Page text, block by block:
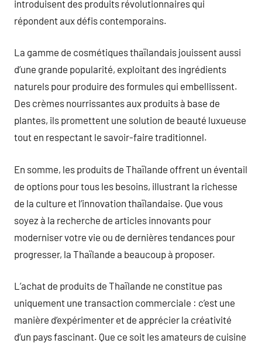
introduisent des produits révolutionnaires qui
répondent aux défis contemporains.
La gamme de cosmétiques thaïlandais jouissent aussi
d’une grande popularité, exploitant des ingrédients
naturels pour produire des formules qui embellissent.
Des crèmes nourrissantes aux produits à base de
plantes, ils promettent une solution de beauté luxueuse
tout en respectant le savoir-faire traditionnel.
En somme, les produits de Thaïlande offrent un éventail
de options pour tous les besoins, illustrant la richesse
de la culture et l’innovation thaïlandaise. Que vous
soyez à la recherche de articles innovants pour
moderniser votre vie ou de dernières tendances pour
progresser, la Thaïlande a beaucoup à proposer.
L’achat de produits de Thaïlande ne constitue pas
uniquement une transaction commerciale : c’est une
manière d’expérimenter et de apprécier la créativité
d’un pays fascinant. Que ce soit les amateurs de cuisine